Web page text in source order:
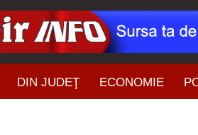
DIN JUDEŢ ECONOMIE